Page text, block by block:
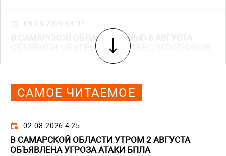
08.08.2026 03:07
В САМАРСКОЙ ОБЛАСТИ НОЧЬЮ 8 АВГУСТА
ОБЪЯВИЛИ ОБ УГРОЗЕ АТАКИ БЕСПИЛОТНИКОВ
САМОЕ ЧИТАЕМОЕ
02.08.2026 4:25
В САМАРСКОЙ ОБЛАСТИ УТРОМ 2 АВГУСТА
ОБЪЯВЛЕНА УГРОЗА АТАКИ БПЛА